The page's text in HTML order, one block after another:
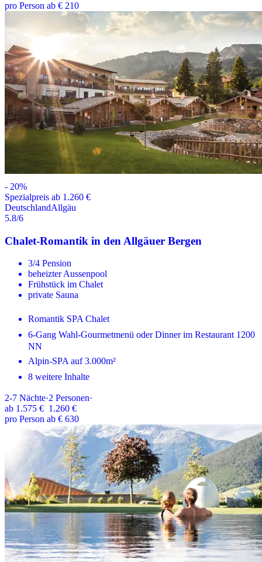
pro Person ab € 210
- 20%
Spezialpreis ab 1.260 €
DeutschlandAllgäu
5.8/6
Chalet-Romantik in den Allgäuer Bergen
3/4 Pension
beheizter Aussenpool
Frühstück im Chalet
private Sauna
Romantik SPA Chalet
6-Gang Wahl-Gourmetmenü oder Dinner im Restaurant 1200
NN
Alpin-SPA auf 3.000m²
8 weitere Inhalte
2-7 Nächte·2 Personen·
ab 1.575 € 1.260 €
pro Person ab € 630